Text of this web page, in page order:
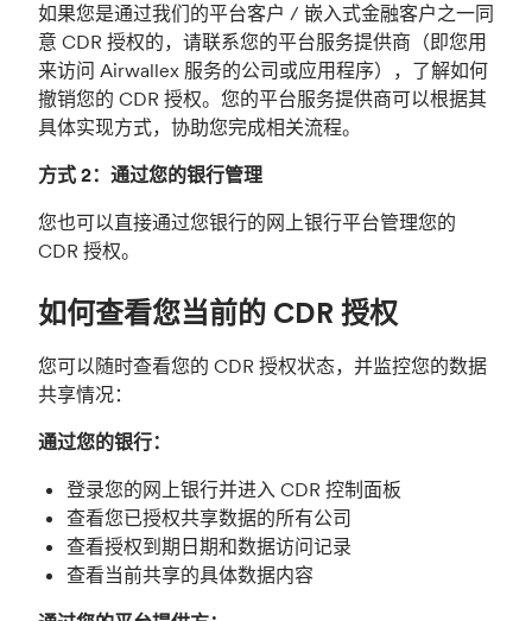
如果您是通过我们的平台客户 / 嵌入式金融客户之一同
意 CDR 授权的，请联系您的平台服务提供商（即您用
来访问 Airwallex 服务的公司或应用程序），了解如何
撤销您的 CDR 授权。您的平台服务提供商可以根据其
具体实现方式，协助您完成相关流程。
方式 2：通过您的银行管理
您也可以直接通过您银行的网上银行平台管理您的
CDR 授权。
如何查看您当前的 CDR 授权
您可以随时查看您的 CDR 授权状态，并监控您的数据
共享情况：
通过您的银行：
登录您的网上银行并进入 CDR 控制面板
查看您已授权共享数据的所有公司
查看授权到期日期和数据访问记录
查看当前共享的具体数据内容